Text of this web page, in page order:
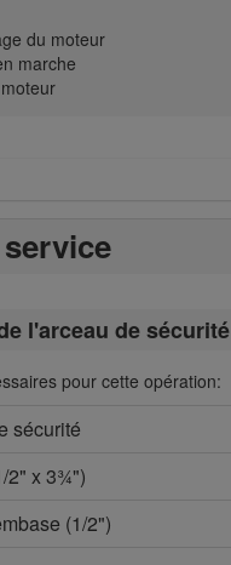
du moteur
marche
l'arceau de sécurité
pour cette opération:
sécurité
2" x 3¾")
(1/2")